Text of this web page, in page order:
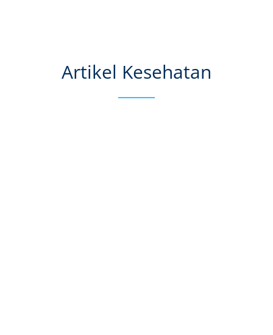
Artikel Kesehatan